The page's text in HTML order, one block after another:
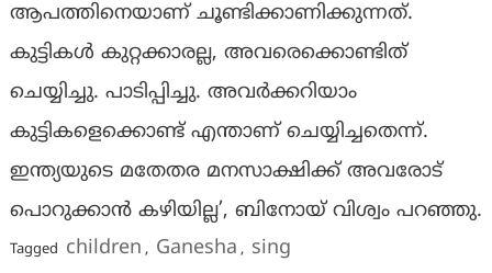
ആപത്തിനെയാണ് ചൂണ്ടിക്കാണിക്കുന്നത്.
കുട്ടികള്‍ കുറ്റക്കാരല്ല, അവരെക്കൊണ്ടിത്
ചെയ്യിച്ചു. പാടിപ്പിച്ചു. അവര്‍ക്കറിയാം
കുട്ടികളെക്കൊണ്ട് എന്താണ് ചെയ്യിച്ചതെന്ന്.
ഇന്ത്യയുടെ മതേതര മനസാക്ഷിക്ക് അവരോട്
പൊറുക്കാന്‍ കഴിയില്ല’, ബിനോയ് വിശ്വം പറഞ്ഞു.
Tagged children , Ganesha , sing